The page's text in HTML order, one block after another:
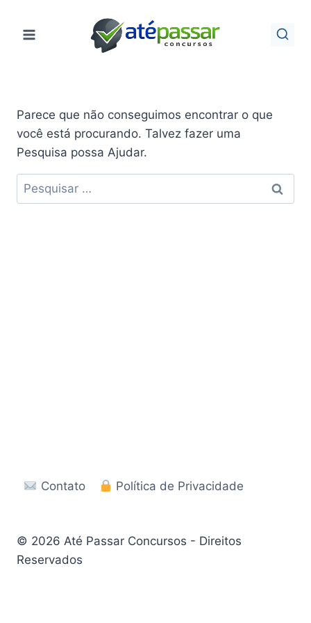
para
Parece que não conseguimos encontrar o que
você está procurando. Talvez fazer uma
Pesquisa possa Ajudar.
Pesquisar
por:
Contato Política de Privacidade
© 2026 Até Passar Concursos - Direitos
Reservados